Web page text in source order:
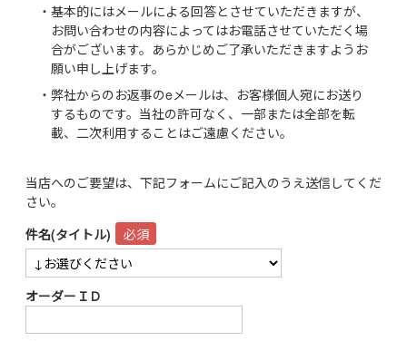
・基本的にはメールによる回答とさせていただきますが、
お問い合わせの内容によってはお電話させていただく場
合がございます。あらかじめご了承いただきますようお
願い申し上げます。
・弊社からのお返事のeメールは、お客様個人宛にお送り
するものです。当社の許可なく、一部または全部を転
載、二次利用することはご遠慮ください。
当店へのご要望は、下記フォームにご記入のうえ送信してくだ
さい。
件名(タイトル)
オーダーＩＤ